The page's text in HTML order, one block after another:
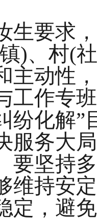
要求，
)、村(
主动性
工作专
纷化解”
服务大
要坚持
维持安
定，避